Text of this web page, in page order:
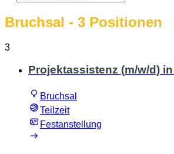
Bruchsal - 3 Positionen
3
Projektassistenz (m/w/d)
Bruchsal
Teilzeit
Festanstellung